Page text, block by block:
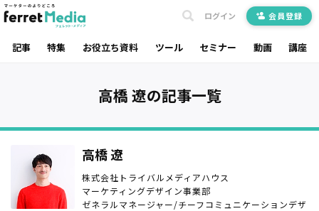
記事 特集 お役立ち資料 ツール セミナー 動画 講座
ログイン 会員登録
高橋 遼の記事一覧
高橋 遼
株式会社トライバルメディアハウス
マーケティングデザイン事業部
ゼネラルマネージャー/チーフコミュニケーションデザ